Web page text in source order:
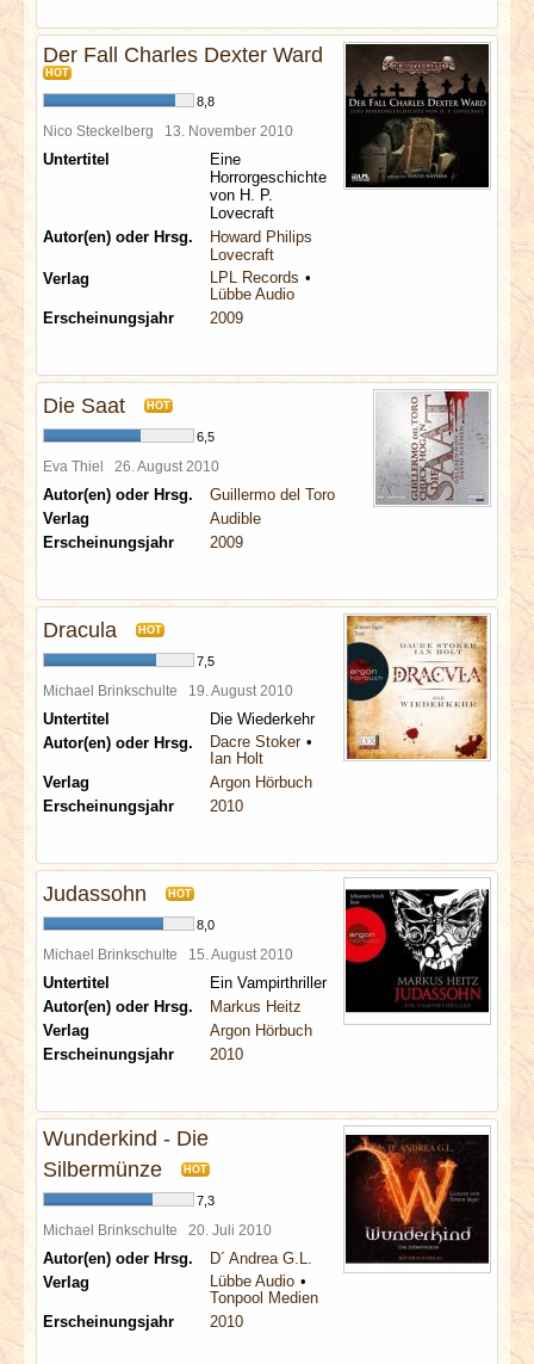
Der Fall Charles Dexter Ward
HOT
8,8
Nico Steckelberg 13. November 2010
Untertitel
Eine
Horrorgeschichte
von H. P.
Lovecraft
Autor(en) oder Hrsg.
Howard Philips
Lovecraft
Verlag
LPL Records
Lübbe Audio
Erscheinungsjahr
2009
Die Saat HOT
6,5
Eva Thiel 26. August 2010
Autor(en) oder Hrsg.
Guillermo del Toro
Verlag
Audible
Erscheinungsjahr
2009
Dracula HOT
7,5
Michael Brinkschulte 19. August 2010
Untertitel
Die Wiederkehr
Autor(en) oder Hrsg.
Dacre Stoker
Ian Holt
Verlag
Argon Hörbuch
Erscheinungsjahr
2010
Judassohn HOT
8,0
Michael Brinkschulte 15. August 2010
Untertitel
Ein Vampirthriller
Autor(en) oder Hrsg.
Markus Heitz
Verlag
Argon Hörbuch
Erscheinungsjahr
2010
Wunderkind - Die
Silbermünze
HOT
7,3
Michael Brinkschulte 20. Juli 2010
Autor(en) oder Hrsg.
D´ Andrea G.L.
Verlag
Lübbe Audio
Tonpool Medien
Erscheinungsjahr
2010